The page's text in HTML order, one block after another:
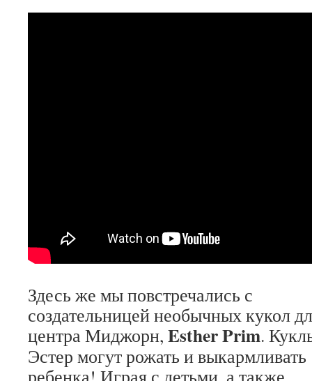
Здесь же мы повстречались с
создательницей необычных кукол
центра Миджорн, Esther Prim.
Эстер могут рожать и выкармливать
ребенка! Играя с детьми, а также